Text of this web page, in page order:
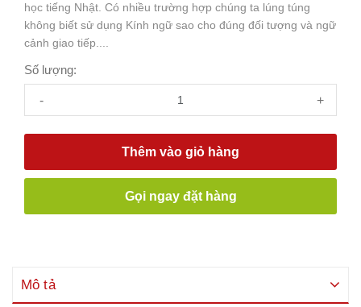
học tiếng Nhật. Có nhiều trường hợp chúng ta lúng túng
không biết sử dụng Kính ngữ sao cho đúng đối tượng và ngữ
cảnh giao tiếp....
Số lượng:
- +
Thêm vào giỏ hàng
Gọi ngay đặt hàng
Mô tả